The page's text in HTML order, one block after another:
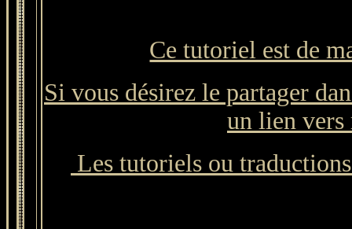
Ce tutoriel est de
Si vous désirez le partager
un lien vers
Les tutoriels ou